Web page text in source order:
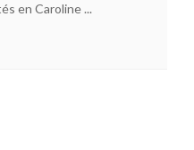
en Caroline ...